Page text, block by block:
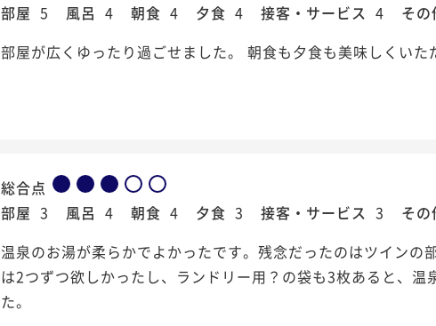
部屋 5 風呂 4 朝食 4 夕食 4 接客・サービス 4 その
部屋が広くゆったり過ごせました。 朝食も夕食も美味しくいた
総合点
部屋 3 風呂 4 朝食 4 夕食 3 接客・サービス 3 その
温泉のお湯が柔らかでよかったです。残念だったのはツインの
は2つずつ欲しかったし、ランドリー用？の袋も3枚あると、
た。